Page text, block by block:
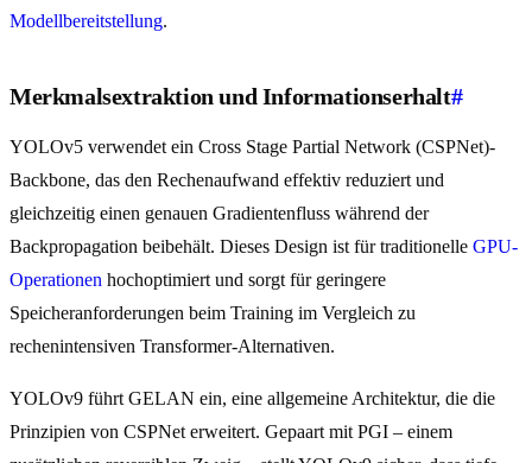
Modellbereitstellung.
Merkmalsextraktion und Informationserhalt#
YOLOv5 verwendet ein Cross Stage Partial Network (CSPNet)-
Backbone, das den Rechenaufwand effektiv reduziert und
gleichzeitig einen genauen Gradientenfluss während der
Backpropagation beibehält. Dieses Design ist für traditionelle GPU-
Operationen hochoptimiert und sorgt für geringere
Speicheranforderungen beim Training im Vergleich zu
rechenintensiven Transformer-Alternativen.
YOLOv9 führt GELAN ein, eine allgemeine Architektur, die die
Prinzipien von CSPNet erweitert. Gepaart mit PGI – einem